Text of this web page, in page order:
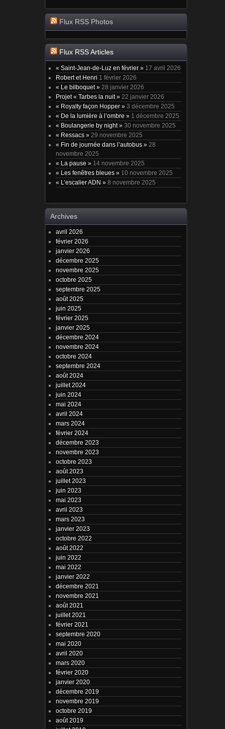
Flux RSS Photos
Flux RSS Articles
« Saint-Jean-de-Luz en février » 17 avril 2026
Robert et Henri 1 février 2026
« Le bilboquet » 28 janvier 2026
Projet « Tarbes la nuit » 22 janvier 2026
« Royalty façon Hopper » 3 décembre 2025
« De la lumière à l’ombre » 1 décembre 2025
« Boulangerie by night » 30 novembre 2025
« Ressacs » 29 novembre 2025
« Fin de journée dans l’autobus » 28
novembre 2025
« La pause » 14 novembre 2025
« Les fenêtres bleues » 10 novembre 2025
« L’escalier ADN » 8 novembre 2025
Archives
avril 2026
février 2026
janvier 2026
décembre 2025
novembre 2025
octobre 2025
septembre 2025
août 2025
juin 2025
février 2025
janvier 2025
décembre 2024
novembre 2024
octobre 2024
septembre 2024
août 2024
juillet 2024
juin 2024
mai 2024
avril 2024
mars 2024
février 2024
décembre 2023
novembre 2023
octobre 2023
août 2023
juillet 2023
juin 2023
mai 2023
avril 2023
mars 2023
janvier 2023
octobre 2022
août 2022
juin 2022
mai 2022
janvier 2022
décembre 2021
novembre 2021
août 2021
juillet 2021
février 2021
septembre 2020
mai 2020
avril 2020
mars 2020
février 2020
janvier 2020
décembre 2019
novembre 2019
octobre 2019
août 2019